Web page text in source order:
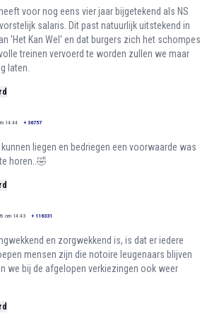
voor nog eens vier jaar bijgetekend als NS
salaris. Dit past natuurlijk uitstekend in
'Het Kan Wel' en dat burgers zich het schompes
treinen vervoerd te worden zullen we maar
laten.
14:44 + 36757
liegen en bedriegen een voorwaarde was
horen..🤣
om 14:43 + 116331
en zorgwekkend is, is dat er iedere
mensen zijn die notoire leugenaars blijven
we bij de afgelopen verkiezingen ook weer